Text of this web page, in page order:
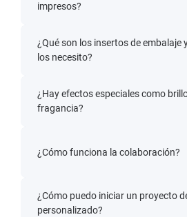
impresos?
¿Qué son los insertos de embalaje
los necesito?
¿Hay efectos especiales como
fragancia?
¿Cómo funciona la colaboración?
¿Cómo puedo iniciar un proyecto
personalizado?